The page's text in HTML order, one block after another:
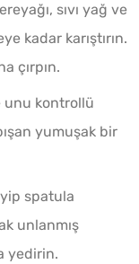
sıvı yağ ve
kadar karıştırın.
çırpın.
unu kontrollü
yumuşak bir
spatula
unlanmış
yedirin.